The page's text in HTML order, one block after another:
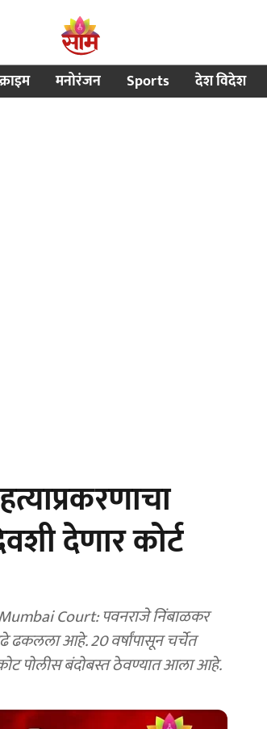
मनोरंजन Sports देश विदेश
देणार कोर्ट
Court: पवनराजे निंबाळकर
ढकलला आहे. 20 वर्षांपासून चर्चेत
पोलीस बंदोबस्त ठेवण्यात आला आहे.